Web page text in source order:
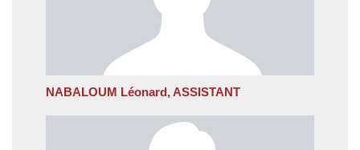
NABALOUM Léonard, ASSISTANT